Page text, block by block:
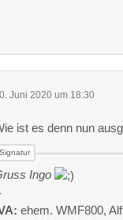
Juni 2020 um 18:30
ist es denn nun
Ingo
ehem. WMF800,